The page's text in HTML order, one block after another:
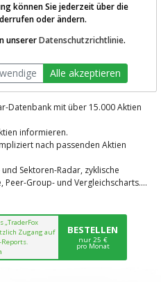
Plattform von
Datenbank mit über 15.000 Aktien
informieren.
nach passenden Aktien
Sektoren-Radar, zyklische
Peer-Group- und Vergleichscharts....
„TraderFox
Zugang auf
Reports.
BESTELLEN
nur 25 €
pro Monat
können Sie jederzeit über die
oder ändern.
unsererDatenschutzrichtlinie.
Alle akzeptieren